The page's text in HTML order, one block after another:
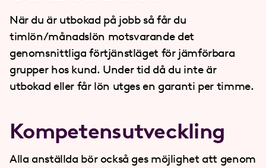
När du är utbokad på jobb så får du
timlön/månadslön motsvarande det
genomsnittliga förtjänstläget för jämförbara
grupper hos kund. Under tid då du inte är
utbokad eller får lön utges en garanti per timme.
Kompetens­utveckling
Alla anställda bör också ges möjlighet att genom